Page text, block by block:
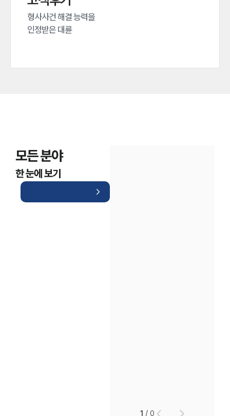
형사사건 해결 능력을
인정받은 대륜
모든 분야
한 눈에 보기
1 /0